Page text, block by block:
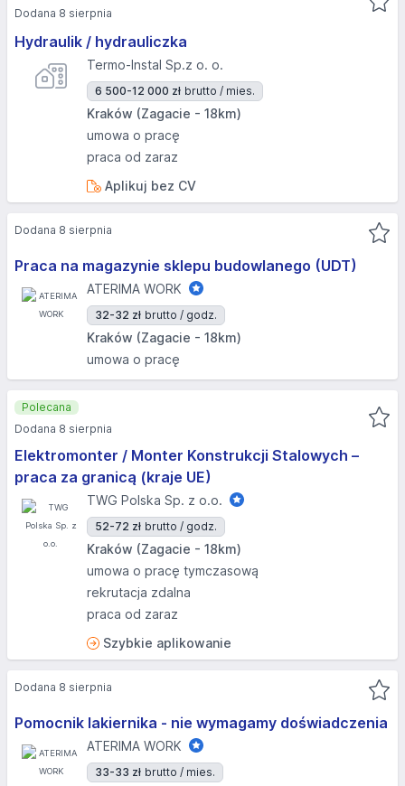
Hydraulik / hydrauliczka
Termo-Instal Sp.z o. o.
6 500-12 000 zł brutto / mies.
Kraków (Zagacie - 18km)
umowa o pracę
praca od zaraz
Aplikuj bez CV
Dodana 8 sierpnia
Praca na magazynie sklepu budowlanego (UDT)
ATERIMA WORK
32-32 zł brutto / godz.
Kraków (Zagacie - 18km)
umowa o pracę
Dodana 8 sierpnia
Elektromonter / Monter Konstrukcji Stalowych –
praca za granicą (kraje UE)
TWG Polska Sp. z o.o.
52-72 zł brutto / godz.
Kraków (Zagacie - 18km)
umowa o pracę tymczasową
rekrutacja zdalna
praca od zaraz
Szybkie aplikowanie
Polecana
Dodana 8 sierpnia
Pomocnik lakiernika - nie wymagamy doświadczenia
ATERIMA WORK
33-33 zł brutto / mies.
Dodana 8 sierpnia